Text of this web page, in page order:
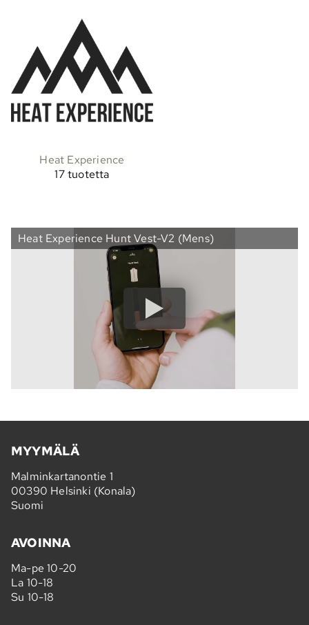
Heat Experience
17 tuotetta
Heat Experience Hunt Vest-V2 (Mens)
MYYMÄLÄ
Malminkartanontie 1
00390 Helsinki (Konala)
Suomi
AVOINNA
Ma-pe 10-20
La 10-18
Su 10-18